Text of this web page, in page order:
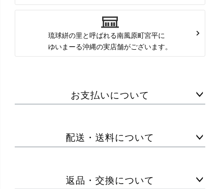
琉球絣の里と呼ばれる南風原町宮平に
ゆいまーる沖縄の実店舗がございます。
お支払いについて
配送・送料について
返品・交換について